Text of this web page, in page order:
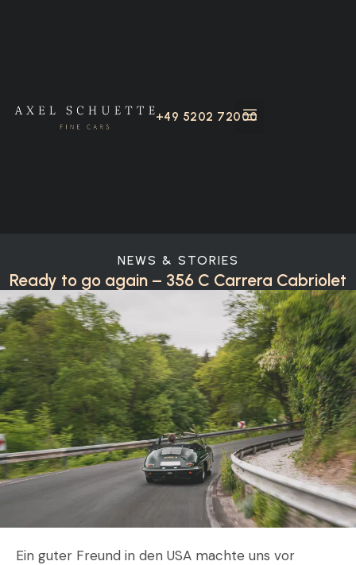
+49 5202 72000
NEWS & STORIES
Ready to go again – 356 C Carrera Cabriolet
Ein guter Freund in den USA machte uns vor